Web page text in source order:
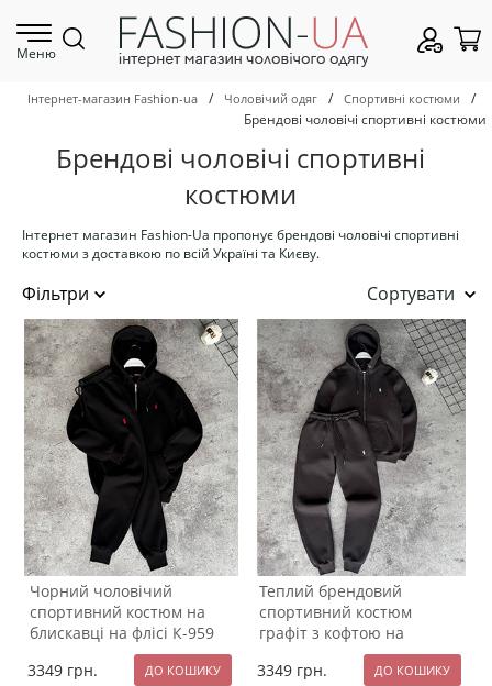
Меню
Інтернет-магазин Fashion-ua / Чоловічий одяг / Спортивні костюми
/
Брендові чоловічі спортивні костюми
Брендові чоловічі спортивні
костюми
Інтернет магазин Fashion-Ua пропонує брендові чоловічі спортивні
костюми з доставкою по всій Україні та Києву.
Сортувати
Чорний чоловічий
спортивний костюм на
блискавці на флісі К-959
3349 грн.
Теплий брендовий
спортивний костюм
графіт з кофтою на
блискавці та капюшоном
К-958
3349 грн.